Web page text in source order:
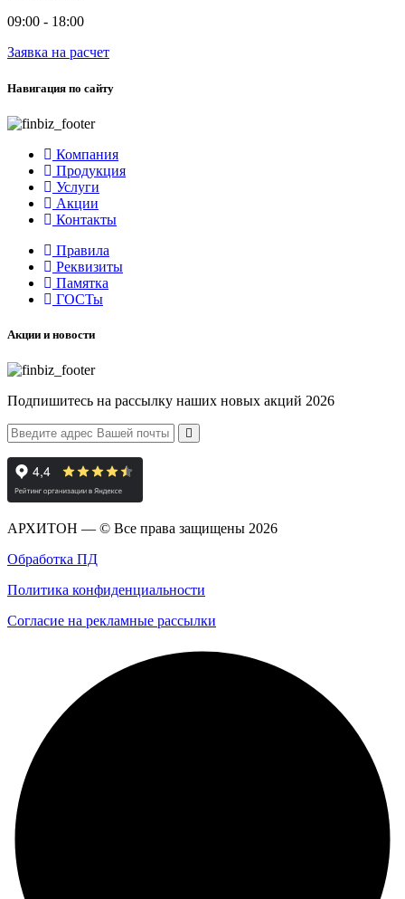
09:00 - 18:00
Заявка на расчет
Навигация по сайту
Компания
Продукция
Услуги
Акции
Контакты
Правила
Реквизиты
Памятка
ГОСТы
Акции и новости
Подпишитесь на рассылку наших новых акций 2026
АРХИТОН — © Все права защищены 2026
Обработка ПД
Политика конфиденциальности
Согласие на рекламные рассылки